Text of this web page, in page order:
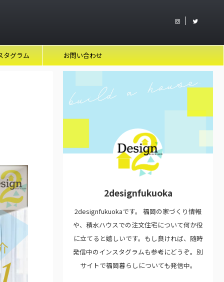
タグラム お問い合わせ
2designfukuoka
2designfukuokaです。 福岡の家づくり情報
や、積水ハウスでの注文住宅について何か役
に立てると嬉しいです。もし良ければ、随時
発信中のインスタグラムも参考にどうぞ。別
サイトで福岡暮らしについても発信中。